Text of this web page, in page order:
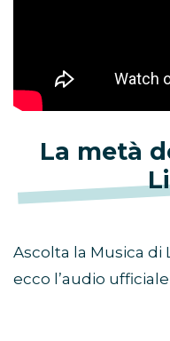
La metà
Ascolta la Musica di
ecco l’audio